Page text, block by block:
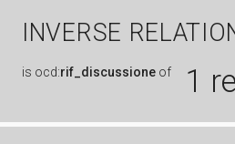
INVERSE
is ocd:rif_discussione of 1